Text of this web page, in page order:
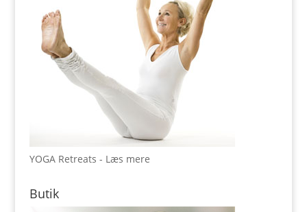
YOGA Retreats - Læs mere
Butik